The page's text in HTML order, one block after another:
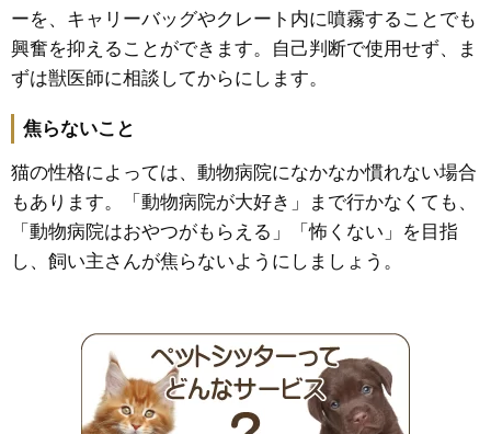
ーを、キャリーバッグやクレート内に噴霧することでも
興奮を抑えることができます。自己判断で使用せず、ま
ずは獣医師に相談してからにします。
焦らないこと
猫の性格によっては、動物病院になかなか慣れない場合
もあります。「動物病院が大好き」まで行かなくても、
「動物病院はおやつがもらえる」「怖くない」を目指
し、飼い主さんが焦らないようにしましょう。